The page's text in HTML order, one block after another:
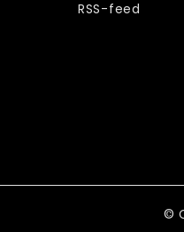
RSS-feed
©